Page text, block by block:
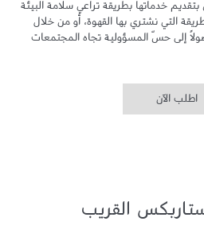
اطلب الآن
القريب